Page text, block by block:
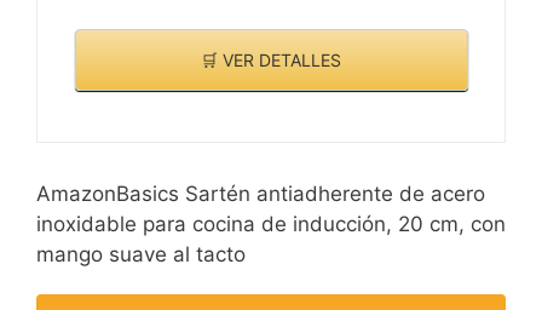
🛒 VER DETALLES
AmazonBasics Sartén antiadherente de acero
inoxidable para cocina de inducción, 20 cm, con
mango suave al tacto